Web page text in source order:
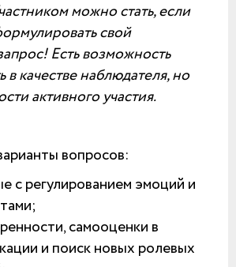
можно стать, если
свой
Есть возможность
в качестве наблюдателя, но
активного участия.
вопросов:
с регулированием эмоций и
самооценки в
и поиск новых ролевых